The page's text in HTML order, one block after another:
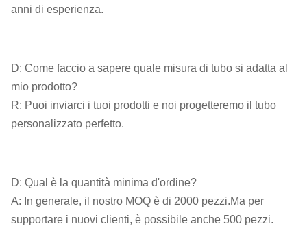
anni di esperienza.
D: Come faccio a sapere quale misura di tubo si adatta al
mio prodotto?
R: Puoi inviarci i tuoi prodotti e noi progetteremo il tubo
personalizzato perfetto.
D: Qual è la quantità minima d'ordine?
A: In generale, il nostro MOQ è di 2000 pezzi.Ma per
supportare i nuovi clienti, è possibile anche 500 pezzi.